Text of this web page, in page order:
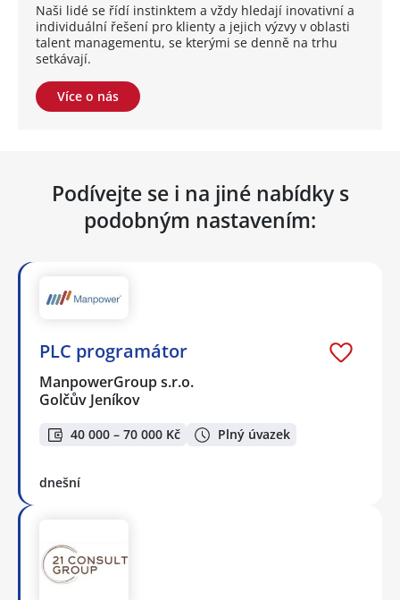
Naši lidé se řídí instinktem a vždy hledají inovativní a
individuální řešení pro klienty a jejich výzvy v oblasti
talent managementu, se kterými se denně na trhu
setkávají.
Více o nás
Podívejte se i na jiné nabídky s
podobným nastavením:
PLC programátor
ManpowerGroup s.r.o.
Golčův Jeníkov
40 000 – 70 000 Kč Plný úvazek
dnešní